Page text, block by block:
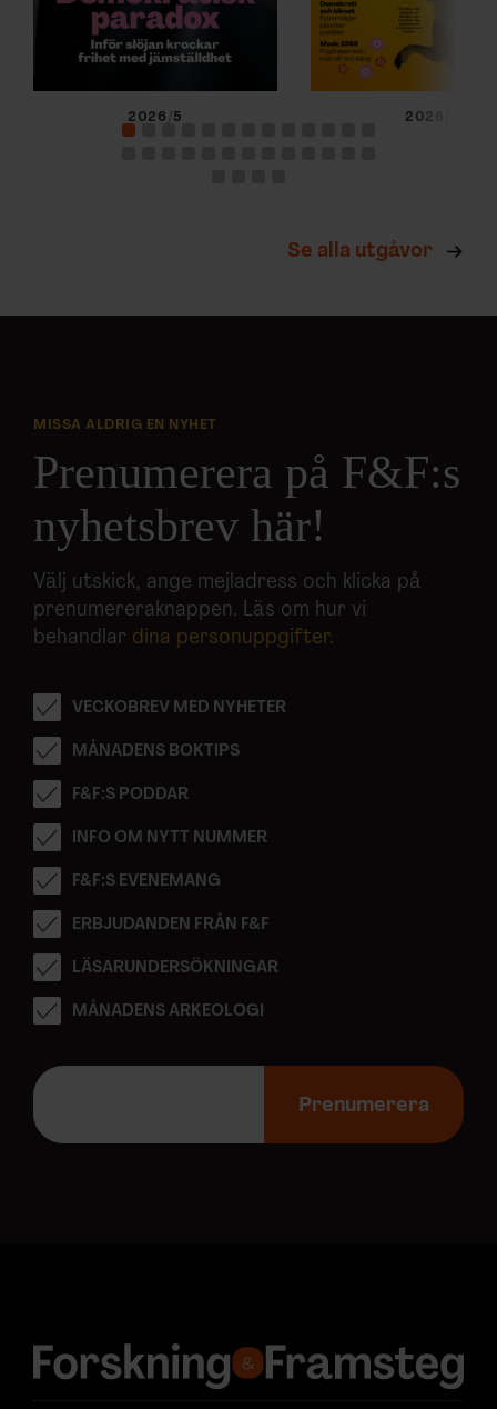
2026/5 2026/4
Se alla utgåvor
MISSA ALDRIG EN NYHET
Prenumerera på F&F:s
nyhetsbrev här!
Välj utskick, ange mejladress och klicka på
prenumereraknappen. Läs om hur vi
behandlar dina personuppgifter.
VECKOBREV MED NYHETER
MÅNADENS BOKTIPS
F&F:S PODDAR
INFO OM NYTT NUMMER
F&F:S EVENEMANG
ERBJUDANDEN FRÅN F&F
LÄSARUNDERSÖKNINGAR
MÅNADENS ARKEOLOGI
E
p
s
:
Prenumerera